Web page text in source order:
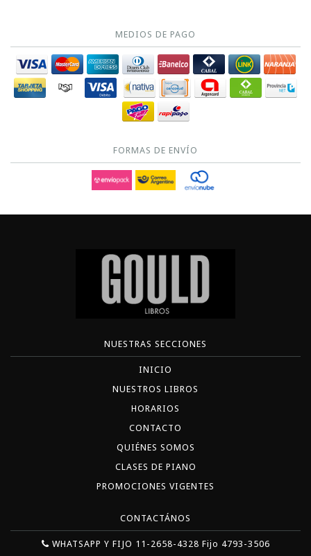
MEDIOS DE PAGO
FORMAS DE ENVÍO
NUESTRAS SECCIONES
INICIO
NUESTROS LIBROS
HORARIOS
CONTACTO
QUIÉNES SOMOS
CLASES DE PIANO
PROMOCIONES VIGENTES
CONTACTÁNOS
WHATSAPP Y FIJO 11-2658-4328 Fijo 4793-3506